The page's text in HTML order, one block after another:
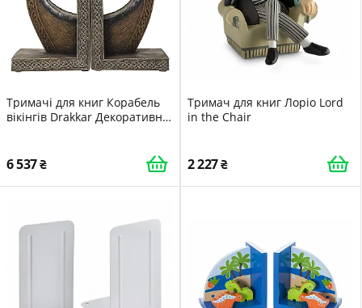
Тримачі для книг Корабель
вікінгів Drakkar Декоративна
6 537
Тримач для книг Лоріо Lord
in the Chair
2 227